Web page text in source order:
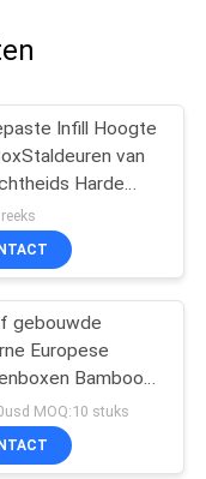
Infill Hoogte
van
Harde
gebouwde
Europese
Bamboo
MOQ:10 stuks